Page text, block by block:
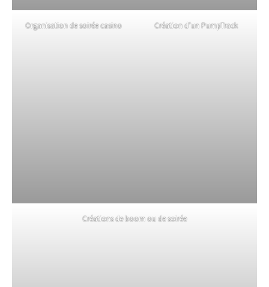
Organisation de soirée casino Création d’un PumpTrack
Créations de boom ou de soirée